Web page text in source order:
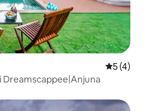
5 (4)
Dreamscappee|Anjuna